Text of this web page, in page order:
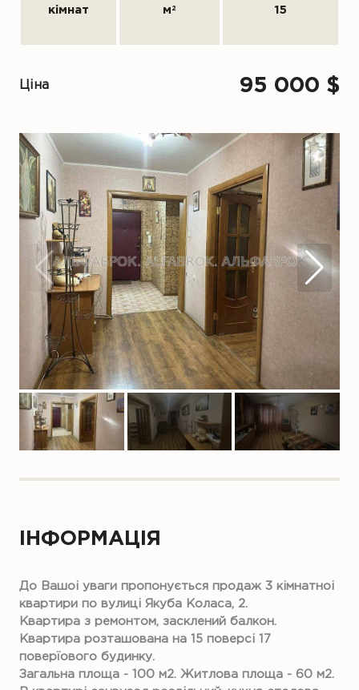
кімнат м 2 15
Ціна 95 000 $
ІНФОРМАЦІЯ
До Вашоі уваги пропонується продаж 3 кімнатноі
квартири по вулиці Якуба Коласа, 2.
Квартира з ремонтом, засклений балкон.
Квартира розташована на 15 поверсі 17
поверїового будинку.
Загальна площа - 100 м2. Житлова площа - 60 м2.